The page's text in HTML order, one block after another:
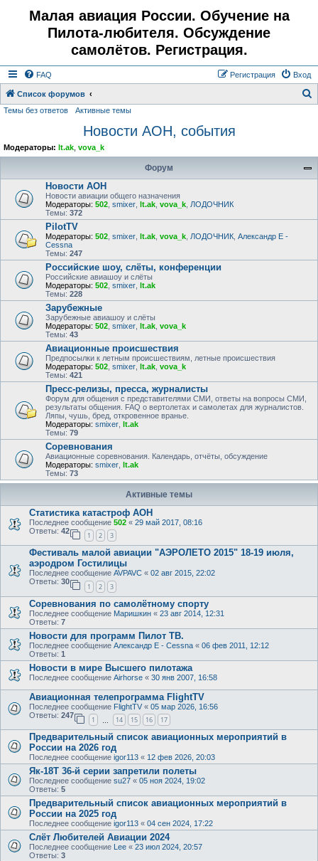
Малая авиация России. Обучение на
Пилота-любителя. Обсуждение
самолётов. Регистрация.
FAQ Вход
Регистрация
Список форумов
Темы без ответов Активные темы
Новости АОН, события
Модераторы: lt.ak vova_k
Форум
Новости АОН
Новости авиации общего назначения
Модераторы: 502 smixer lt.ak vova_k ЛОДОЧНИК
Темы: 372
PilotTV
Модераторы: 502 smixer lt.ak vova_k ЛОДОЧНИК Александр E -
Cessna
Темы: 247
Российские шоу, слёты, конференции
Российские авиашоу и слёты
Модераторы: 502 smixer lt.ak
Темы: 228
Зарубежные
Зарубежные авиашоу и слёты
Модераторы: 502 smixer lt.ak vova_k
Темы: 43
Авиационные происшествия
Предпосылки к летным происшествиям, летные происшествия
Модераторы: 502 smixer lt.ak vova_k
Темы: 421
Пресс-релизы, пресса, журналисты
Форум для общения с представителями СМИ, ответы на вопросы СМИ,
результаты общения. FAQ о вертолетах и самолетах для журналистов.
Ляпы, чушь, бред, откровенное вранье.
Модераторы: smixer lt.ak
Темы: 79
Соревнования
Авиационные соревнования. Календарь, отчёты, обсуждение
Модераторы: smixer lt.ak
Темы: 73
Активные темы
Статистика катастроф АОН
Последнее сообщение 502 « 29 май 2017, 08:16
Ответы: 42
1 2 3
Фестиваль малой авиации "АЭРОЛЕТО 2015" 18-19 июля,
аэродром Гостилицы
Последнее сообщение AVPAVC « 02 авг 2015, 22:02
Ответы: 30
1 2 3
Соревнования по самолётному спорту
Последнее сообщение Маришкин « 23 авг 2014, 12:31
Ответы: 7
Новости для программ Пилот ТВ.
Последнее сообщение Александр E - Cessna « 06 фев 2011, 12:12
Ответы: 1
Новости в мире Высшего пилотажа
Последнее сообщение Airhorse « 30 янв 2007, 16:58
Авиационная телепрограмма FlightTV
Последнее сообщение FlightTV « 05 мар 2026, 16:56
Ответы: 247
1 14 15 16 17
Предварительный список авиационных мероприятий в
России на 2026 год
Последнее сообщение igor113 « 12 фев 2026, 20:03
Як-18Т 36-й серии запретили полеты
Последнее сообщение su27 « 05 ноя 2024, 19:02
Ответы: 5
Предварительный список авиационных мероприятий в
России на 2025 год
Последнее сообщение igor113 « 04 сен 2024, 17:22
Слёт Любителей Авиации 2024
Последнее сообщение Lee « 23 июл 2024, 20:57
Ответы: 3